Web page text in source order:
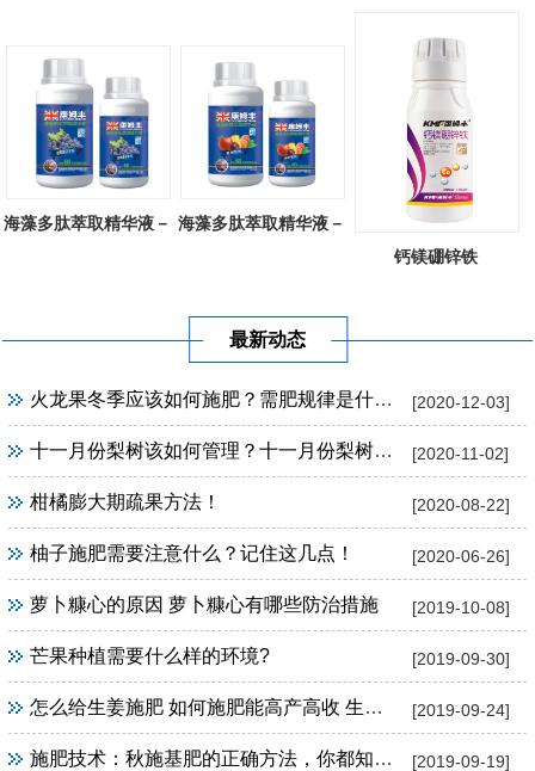
海藻多肽萃取精华液－ 海藻多肽萃取精华液－
钙镁硼锌铁
最新动态
[2020-12-03]
火龙果冬季应该如何施肥？需肥规律是什么？
[2020-11-02]
十一月份梨树该如何管理？十一月份梨树管理方法！
[2020-08-22]
柑橘膨大期疏果方法！
[2020-06-26]
柚子施肥需要注意什么？记住这几点！
[2019-10-08]
萝卜糠心的原因 萝卜糠心有哪些防治措施
[2019-09-30]
芒果种植需要什么样的环境?
[2019-09-24]
怎么给生姜施肥 如何施肥能高产高收 生姜施肥技巧
[2019-09-19]
施肥技术：秋施基肥的正确方法，你都知道吗？